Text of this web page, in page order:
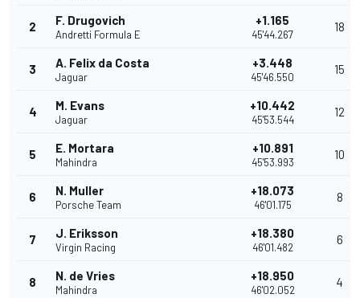
2 F. Drugovich
Andretti Formula E
+1.165
45'44.267
18
3 A. Felix da Costa
Jaguar
+3.448
45'46.550
15
4 M. Evans
Jaguar
+10.442
45'53.544
12
5 E. Mortara
Mahindra
+10.891
45'53.993
10
6 N. Muller
Porsche Team
+18.073
46'01.175
8
7 J. Eriksson
Virgin Racing
+18.380
46'01.482
6
8 N. de Vries
Mahindra
+18.950
46'02.052
4